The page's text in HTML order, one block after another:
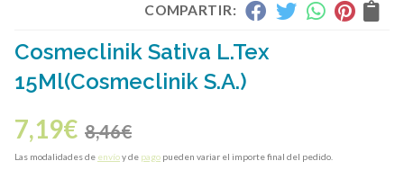
COMPARTIR:
Cosmeclinik Sativa L.Tex
15Ml(Cosmeclinik S.A.)
7,19€ 8,46€
Las modalidades de envíoy de pago pueden variar el importe final del pedido.